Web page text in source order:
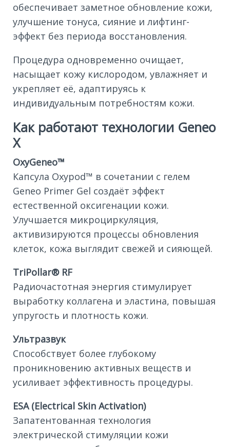
обеспечивает заметное обновление кожи,
улучшение тонуса, сияние и лифтинг-
эффект без периода восстановления.
Процедура одновременно очищает,
насыщает кожу кислородом, увлажняет и
укрепляет её, адаптируясь к
индивидуальным потребностям кожи.
Как работают технологии Geneo
X
OxyGeneo™
Капсула Oxypod™ в сочетании с гелем
Geneo Primer Gel создаёт эффект
естественной оксигенации кожи.
Улучшается микроциркуляция,
активизируются процессы обновления
клеток, кожа выглядит свежей и сияющей.
TriPollar® RF
Радиочастотная энергия стимулирует
выработку коллагена и эластина, повышая
упругость и плотность кожи.
Ультразвук
Способствует более глубокому
проникновению активных веществ и
усиливает эффективность процедуры.
ESA (Electrical Skin Activation)
Запатентованная технология
электрической стимуляции кожи